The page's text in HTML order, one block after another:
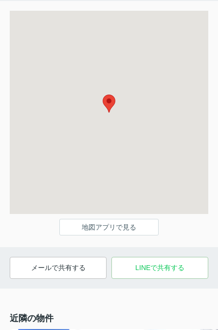
地図アプリで見る
メールで共有する LINEで共有する
近隣の物件